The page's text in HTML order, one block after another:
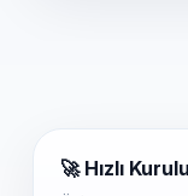
🚀 Hızlı